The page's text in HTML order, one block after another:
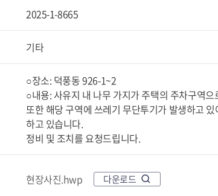
2025-1-8665
기타
○장소: 덕풍동 926-1~2
○내용: 사유지 내 나무 가지가 주택의 주차구역
또한 해당 구역에 쓰레기 무단투기가 발생하고
하고 있습니다.
정비 및 조치를 요청드립니다.
현장사진.hwp 다운로드